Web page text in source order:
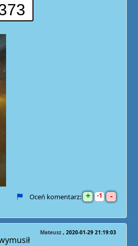
Oceń komentarz: + 1 -
Mateusz 2020-01-29 21:19:03